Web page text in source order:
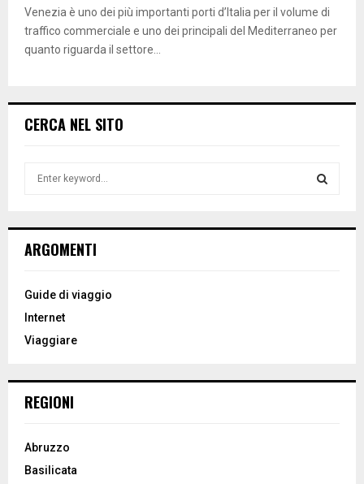
Venezia è uno dei più importanti porti d’Italia per il volume di
traffico commerciale e uno dei principali del Mediterraneo per
quanto riguarda il settore...
CERCA NEL SITO
h
o
:
ARGOMENTI
Guide di viaggio
Internet
Viaggiare
REGIONI
Abruzzo
Basilicata